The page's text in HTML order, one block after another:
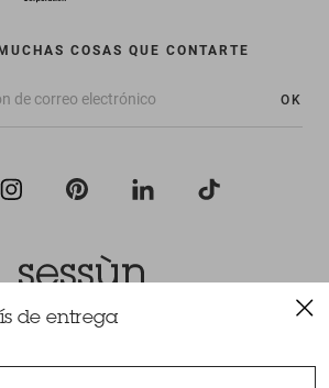
COSAS QUE CONTARTE
OK
derechos reservados Sessùn 2022
de entrega